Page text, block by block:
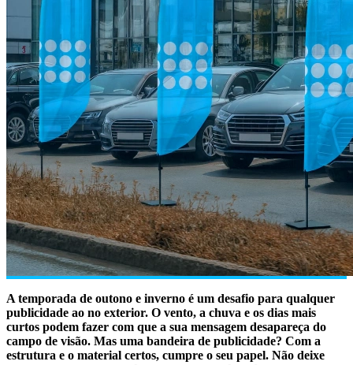
A temporada de outono e inverno é um desafio para qualquer
publicidade ao no exterior. O vento, a chuva e os dias mais
curtos podem fazer com que a sua mensagem desapareça do
campo de visão. Mas uma bandeira de publicidade? Com a
estrutura e o material certos, cumpre o seu papel. Não deixe